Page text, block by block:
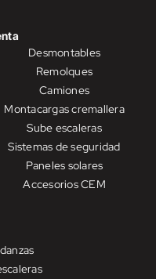
Desmontables
Remolques
Camiones
Montacargas cremallera
Sube escaleras
Sistemas de seguridad
Paneles solares
Accesorios CEM